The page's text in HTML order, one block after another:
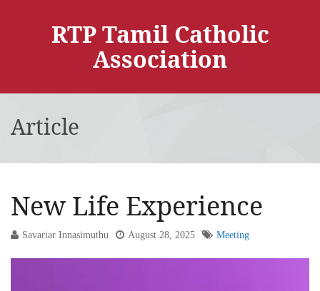
RTP Tamil Catholic
Association
Article
New Life Experience
Savariar Innasimuthu August 28, 2025 Meeting